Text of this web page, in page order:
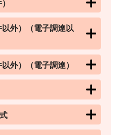
外）（電子調達以
外）（電子調達）